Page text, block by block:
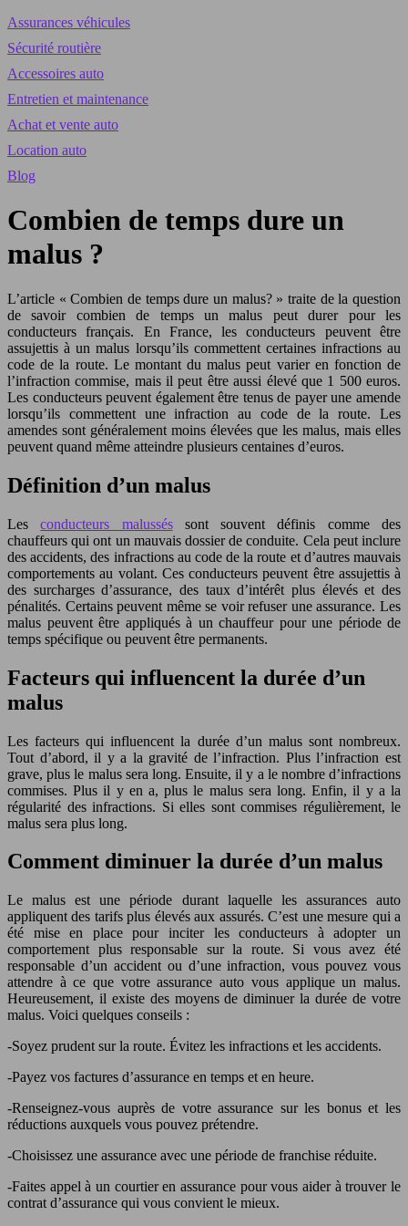
Assurances véhicules
Sécurité routière
Accessoires auto
Entretien et maintenance
Achat et vente auto
Location auto
Blog
Combien de temps dure un
malus ?
L’article « Combien de temps dure un malus? » traite de la question
de savoir combien de temps un malus peut durer pour les
conducteurs français. En France, les conducteurs peuvent être
assujettis à un malus lorsqu’ils commettent certaines infractions au
code de la route. Le montant du malus peut varier en fonction de
l’infraction commise, mais il peut être aussi élevé que 1 500 euros.
Les conducteurs peuvent également être tenus de payer une amende
lorsqu’ils commettent une infraction au code de la route. Les
amendes sont généralement moins élevées que les malus, mais elles
peuvent quand même atteindre plusieurs centaines d’euros.
Définition d’un malus
Lesconducteurs malusséssont souvent définis comme des
chauffeurs qui ont un mauvais dossier de conduite. Cela peut inclure
des accidents, des infractions au code de la route et d’autres mauvais
comportements au volant. Ces conducteurs peuvent être assujettis à
des surcharges d’assurance, des taux d’intérêt plus élevés et des
pénalités. Certains peuvent même se voir refuser une assurance. Les
malus peuvent être appliqués à un chauffeur pour une période de
temps spécifique ou peuvent être permanents.
Facteurs qui influencent la durée d’un
malus
Les facteurs qui influencent la durée d’un malus sont nombreux.
Tout d’abord, il y a la gravité de l’infraction. Plus l’infraction est
grave, plus le malus sera long. Ensuite, il y a le nombre d’infractions
commises. Plus il y en a, plus le malus sera long. Enfin, il y a la
régularité des infractions. Si elles sont commises régulièrement, le
malus sera plus long.
Comment diminuer la durée d’un malus
Le malus est une période durant laquelle les assurances auto
appliquent des tarifs plus élevés aux assurés. C’est une mesure qui a
été mise en place pour inciter les conducteurs à adopter un
comportement plus responsable sur la route. Si vous avez été
responsable d’un accident ou d’une infraction, vous pouvez vous
attendre à ce que votre assurance auto vous applique un malus.
Heureusement, il existe des moyens de diminuer la durée de votre
malus. Voici quelques conseils :
-Soyez prudent sur la route. Évitez les infractions et les accidents.
-Payez vos factures d’assurance en temps et en heure.
-Renseignez-vous auprès de votre assurance sur les bonus et les
réductions auxquels vous pouvez prétendre.
-Choisissez une assurance avec une période de franchise réduite.
-Faites appel à un courtier en assurance pour vous aider à trouver le
contrat d’assurance qui vous convient le mieux.